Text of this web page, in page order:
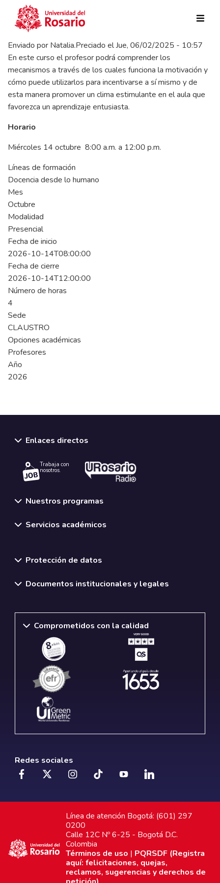
Pasar al contenido principal
Enviado por Natalia.Preciado elJue, 06/02/2025 - 10:57
En este curso el profesor podrá comprender los
mecanismos a través de los cuales funciona la motivación y
cómo puede utilizarlos para incentivarse a sí mismo y de
esta manera promover un clima estimulante en el aula que
favorezca un aprendizaje entusiasta.
Horario
Miércoles 14 octubre 8:00 a.m. a 12:00 p.m.
Líneas de formación
Docencia desde lo humano
Mes
Octubre
Modalidad
Presencial
Fecha de inicio
2026-10-14T08:00:00
Fecha de cierre
2026-10-14T12:00:00
Número de horas
4
Sede
CLAUSTRO
Opciones académicas
Profesores
Año
2026
Enlaces directos
Trabaja con
nosotros.
Nuestros programas
Servicios académicos
Protección de datos
Documentos institucionales y legales
Comprometidos con la calidad
Redes sociales
Línea de atención Bogotá: (601) 297
0200
Calle 12C Nº 6-25 - Bogotá D.C.
Colombia
Términos de uso | PQRSDF (Registra
aquí: felicitaciones, quejas,
reclamos, sugerencias y derechos de